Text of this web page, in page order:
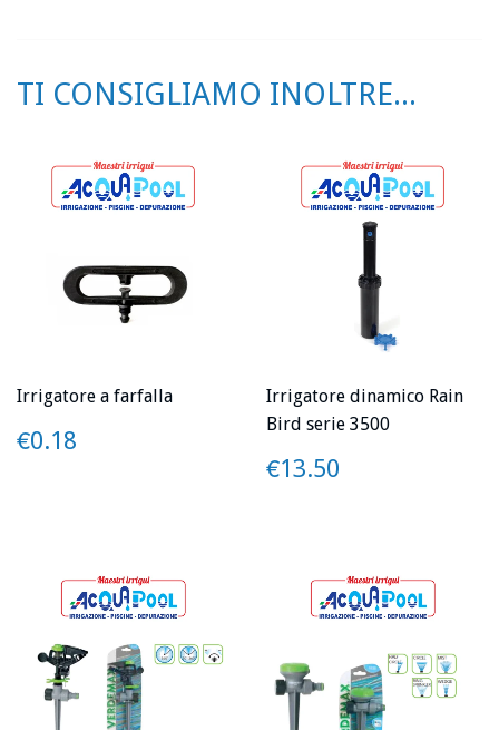
TI CONSIGLIAMO INOLTRE...
Irrigatore a farfalla
PREZZO
€0.18
Irrigatore dinamico Rain
Bird serie 3500
PREZZO
€13.50